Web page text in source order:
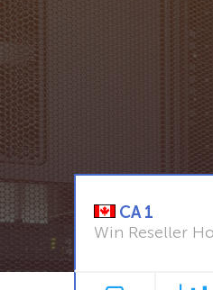
CA 1
Win Reseller